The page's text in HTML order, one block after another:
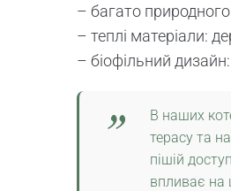
– багато
– теплі матеріали:
– біофільний
В наших
терасу та
пішій
впливає на